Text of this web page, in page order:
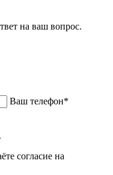
на ваш вопрос.
Ваш телефон*
согласие на